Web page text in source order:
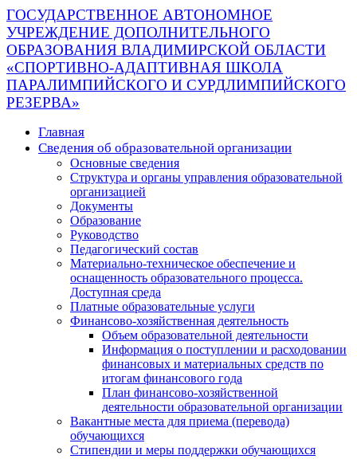
ГОСУДАРСТВЕННОЕ АВТОНОМНОЕ
УЧРЕЖДЕНИЕ ДОПОЛНИТЕЛЬНОГО
ОБРАЗОВАНИЯ ВЛАДИМИРСКОЙ ОБЛАСТИ
«СПОРТИВНО-АДАПТИВНАЯ ШКОЛА
ПАРАЛИМПИЙСКОГО И СУРДЛИМПИЙСКОГО
РЕЗЕРВА»
Главная
Сведения об образовательной организации
Основные сведения
Структура и органы управления образовательной
организацией
Документы
Образование
Руководство
Педагогический состав
Материально-техническое обеспечение и
оснащенность образовательного процесса.
Доступная среда
Платные образовательные услуги
Финансово-хозяйственная деятельность
Объем образовательной деятельности
Информация о поступлении и расходовании
финансовых и материальных средств по
итогам финансового года
План финансово-хозяйственной
деятельности образовательной организации
Вакантные места для приема (перевода)
обучающихся
Стипендии и меры поддержки обучающихся